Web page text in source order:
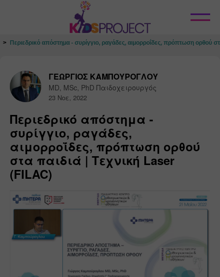
Κλείσιμο
Περιεδρικό απόστημα - συρίγγιο, ραγάδες, αιμορροΐδες, πρόπτωση ορθού
ΓΕΩΡΓΙΟΣ ΚΑΜΠΟΥΡΟΓΛΟΥ
MD, MSc, PhD Παιδοχειρουργός
23 Νοε, 2022
Περιεδρικό απόστημα -
συρίγγιο, ραγάδες,
αιμορροΐδες, πρόπτωση ορθού
στα παιδιά | Τεχνική Laser
(FILAC)